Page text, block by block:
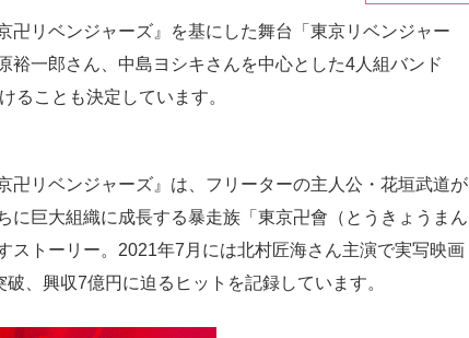
リベンジャーズ』を基にした舞台「東京リベンジャー
裕一郎さん、中島ヨシキさんを中心とした4人組バンド
ることも決定しています。
リベンジャーズ』は、フリーターの主人公・花垣武道が
に巨大組織に成長する暴走族「東京卍會（とうきょうまん
ストーリー。2021年7月には北村匠海さん主演で実写映画
、興収7億円に迫るヒットを記録しています。